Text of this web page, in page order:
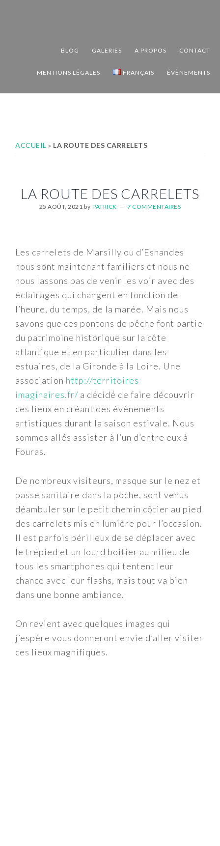
BLOG GALERIES A PROPOS CONTACT
MENTIONS LÉGALES FRANÇAIS ÉVÈNEMENTS
ACCUEIL » LA ROUTE DES CARRELETS
LA ROUTE DES CARRELETS
25 AOÛT, 2021 byPATRICK 7 COMMENTAIRES
Les carrelets de Marsilly ou d’Esnandes
nous sont maintenant familiers et nous ne
nous lassons pas de venir les voir avec des
éclairages qui changent en fonction de
l’heure, du temps, de la marée. Mais nous
savons que ces pontons de pêche font partie
du patrimoine historique sur la côte
atlantique et en particulier dans les
estuaires, de la Gironde à la Loire. Une
association http://territoires-
imaginaires.fr/ a décidé de faire découvrir
ces lieux en créant des évènements
artistiques durant la saison estivale. Nous
sommes allés assister à l’un d’entre eux à
Fouras.
De nombreux visiteurs, masque sur le nez et
passe sanitaire dans la poche, sont venus
déambuler sur le petit chemin côtier au pied
des carrelets mis en lumière pour l’occasion.
Il est parfois périlleux de se déplacer avec
le trépied et un lourd boitier au milieu de
tous les smartphones qui tentent leur
chance avec leur flashs, mais tout va bien
dans une bonne ambiance.
On revient avec quelques images qui
j’espère vous donneront envie d’aller visiter
ces lieux magnifiques.